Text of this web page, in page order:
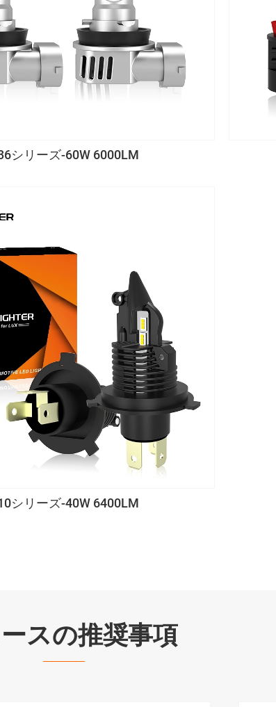
シリーズ-60W 6000LM
シリーズ-40W 6400LM
スの推奨事項